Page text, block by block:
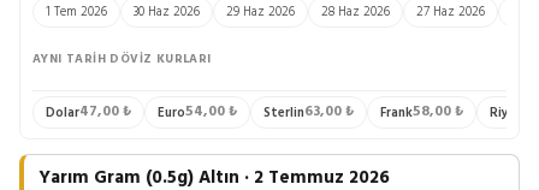
1 Tem 2026 30 Haz 2026 29 Haz 2026 28 Haz 2026 27 Haz 2026
AYNI TARIH DÖVIZ KURLARI
Dolar47,00 ₺ Euro54,00 ₺ Sterlin63,00 ₺ Frank58,00 ₺ Riyal
Yarım Gram (0.5g) Altın · 2 Temmuz 2026